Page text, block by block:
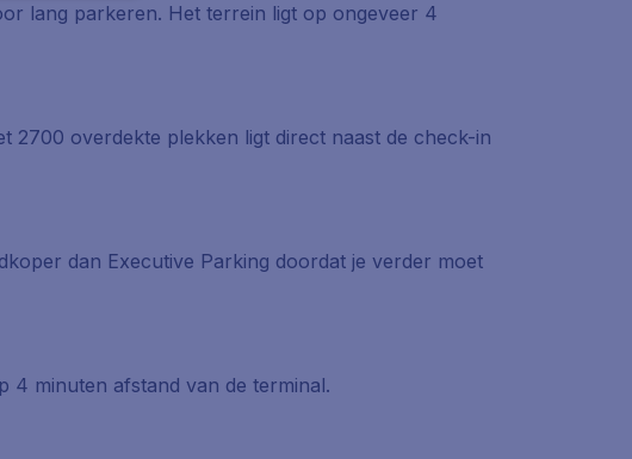
lang parkeren. Het terrein ligt op ongeveer 4
2700 overdekte plekken ligt direct naast de check-in
dan Executive Parking doordat je verder moet
4 minuten afstand van de terminal.